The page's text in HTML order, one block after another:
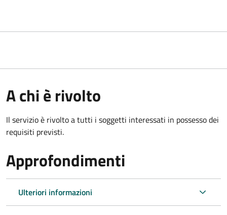
A chi è rivolto
Il servizio è rivolto a tutti i soggetti interessati in possesso dei
requisiti previsti.
Approfondimenti
Ulteriori informazioni